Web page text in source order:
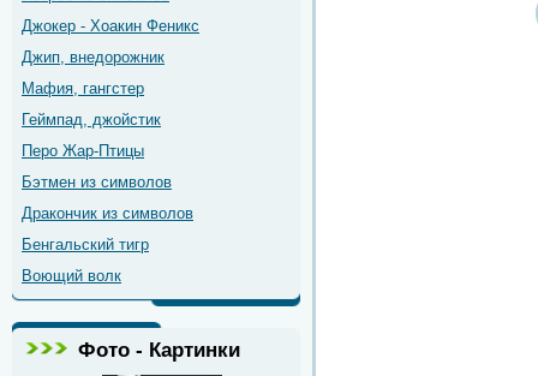
Джокер - Хоакин Феникс
Джип, внедорожник
Мафия, гангстер
Геймпад, джойстик
Перо Жар-Птицы
Бэтмен из символов
Дракончик из символов
Бенгальский тигр
Воющий волк
Фото - Картинки